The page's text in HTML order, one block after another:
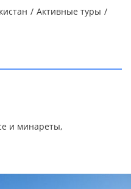
/ Активные туры /
и минареты,